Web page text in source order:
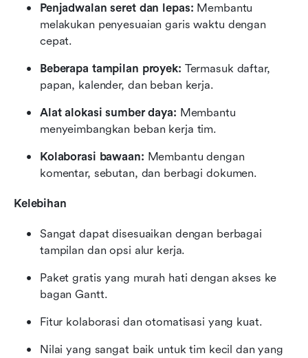
Penjadwalan seret dan lepas: Membantu
melakukan penyesuaian garis waktu dengan
cepat.
Beberapa tampilan proyek: Termasuk daftar,
papan, kalender, dan beban kerja.
Alat alokasi sumber daya: Membantu
menyeimbangkan beban kerja tim.
Kolaborasi bawaan: Membantu dengan
komentar, sebutan, dan berbagi dokumen.
Kelebihan
Sangat dapat disesuaikan dengan berbagai
tampilan dan opsi alur kerja.
Paket gratis yang murah hati dengan akses ke
bagan Gantt.
Fitur kolaborasi dan otomatisasi yang kuat.
Nilai yang sangat baik untuk tim kecil dan yang